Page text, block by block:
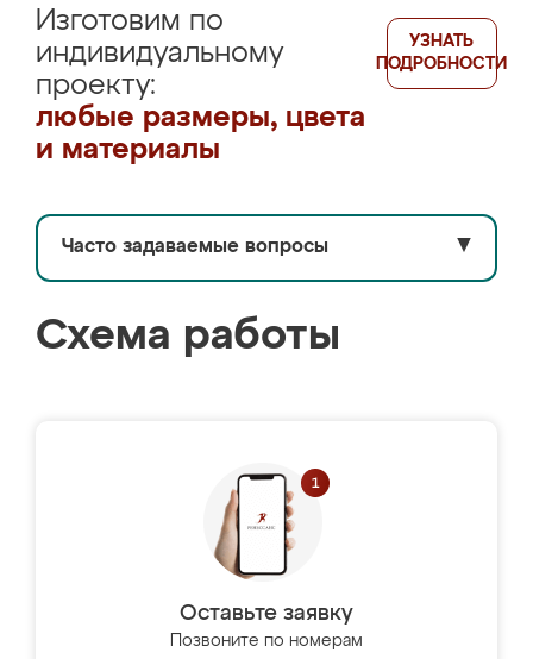
Изготовим по
индивидуальному
проекту:
любые размеры, цвета
и материалы
УЗНАТЬ
ПОДРОБНОСТИ
Часто задаваемые вопросы ▼
Схема работы
Оставьте заявку
Позвоните по номерам